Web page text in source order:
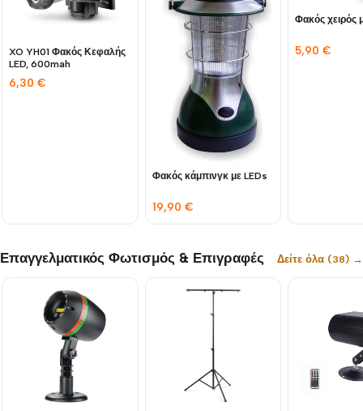
XO YH01 Φακός Κεφαλής
LED, 600mah
6,30 €
Φακός κάμπινγκ με LEDs
19,90 €
Φακός χειρός
5,90€
Επαγγελματικός Φωτισμός & Επιγραφές Δείτε όλα (38) →